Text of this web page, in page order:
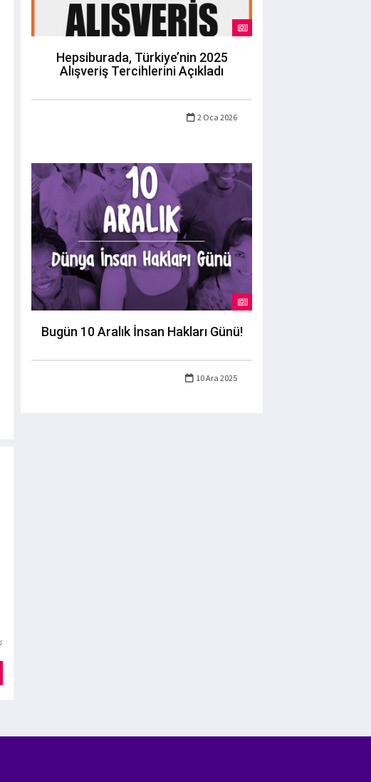
Hepsiburada, Türkiye’nin 2025
Alışveriş Tercihlerini Açıkladı
2 Oca 2026
Bugün 10 Aralık İnsan Hakları Günü!
10 Ara 2025